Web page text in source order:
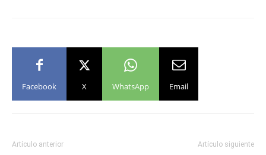
Facebook X WhatsApp Email
Artículo anterior Artículo siguiente